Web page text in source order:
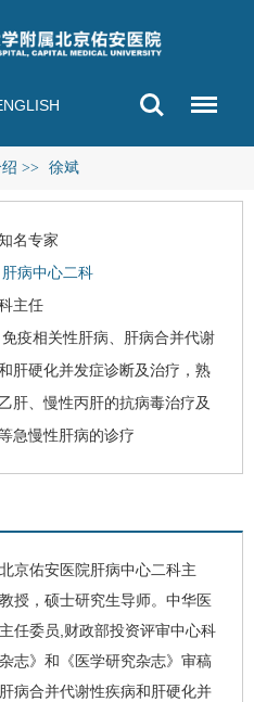
>> 徐斌
名专家
肝病中心二科
主任
疫相关性肝病、肝病合并代谢
肝硬化并发症诊断及治疗，熟
肝、慢性丙肝的抗病毒治疗及
急慢性肝病的诊疗
京佑安医院肝病中心二科主
授，硕士研究生导师。中华医
任委员,财政部投资评审中心科
志》和《医学研究杂志》审稿
病合并代谢性疾病和肝硬化并